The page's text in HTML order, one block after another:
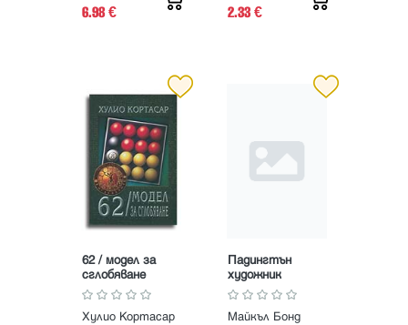
6.98€
2.33 €
62 / модел за
сглобяване
Хулио Кортасар
Падингтън
художник
Майкъл Бонд